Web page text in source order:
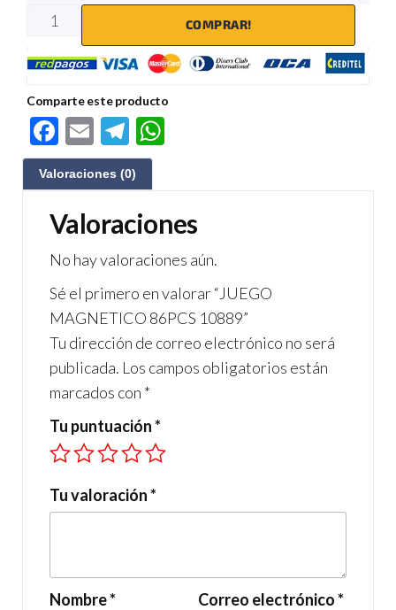
COMPRAR!
Comparte este producto
F
ac
e
b
o
o
k
E
m
ail
Te
le
gr
a
m
s
A
p
p
Valoraciones (0)
Valoraciones
No hay valoraciones aún.
Sé el primero en valorar “JUEGO
MAGNETICO 86PCS 10889”
Tu dirección de correo electrónico no será
publicada. Los campos obligatorios están
marcados con *
Tu puntuación*
Tu valoración*
Nombre* Correo electrónico*